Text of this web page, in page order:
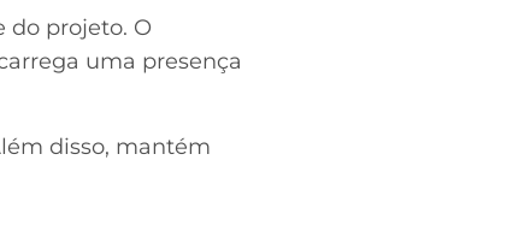
do projeto. O
uma presença
disso, mantém